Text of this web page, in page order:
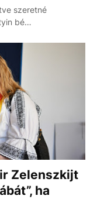
szeretné
bé…
Zelenszkijt
ha